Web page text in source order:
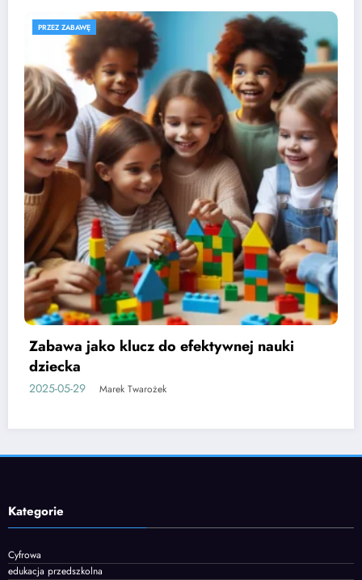
ROZWÓJ DZIECKA
Etapy rozwoju mowy u dzieci i jak je
wspierać
2025-06-05 Marek Twarożek
Kategorie
Cyfrowa
edukacja przedszkolna